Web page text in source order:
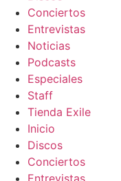
Conciertos
Entrevistas
Noticias
Podcasts
Especiales
Staff
Tienda Exile
Inicio
Discos
Conciertos
Entrevistas